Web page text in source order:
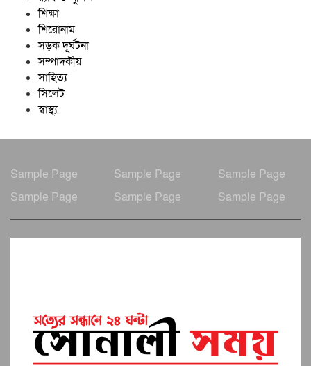
শিক্ষা
শিরোনাম
সড়ক দূর্ঘটনা
সম্পাদকীয়
সাহিত্য
সিলেট
স্বাস্থ্য
Sample Page Sample Page
Sample Page
Sample Page
Sample Page Sample Page